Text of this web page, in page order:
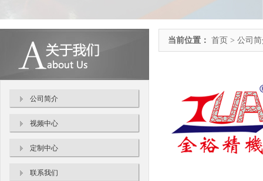
公司简介
视频中心
定制中心
联系我们
当前位置： 首页 > 公司